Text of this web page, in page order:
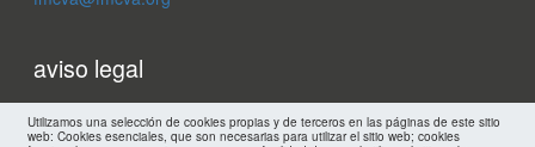
Utilizamos una selección de cookies propias y de terceros en las páginas de este sitio
web: Cookies esenciales, que son necesarias para utilizar el sitio web; cookies
Menu
footer
aviso legal
mapa web